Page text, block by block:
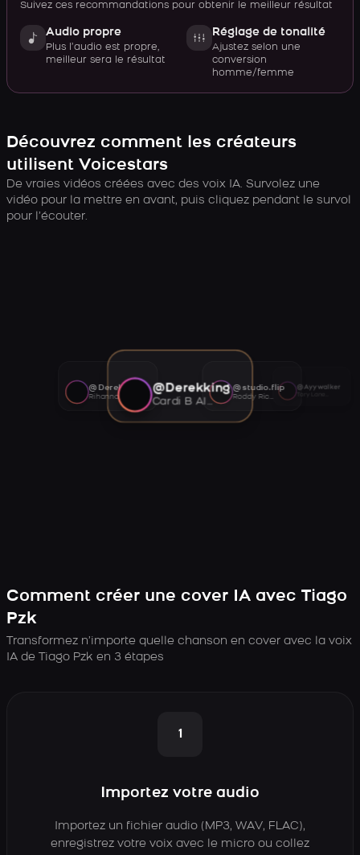
Suivez ces recommandations pour obtenir le meilleur résultat
Audio propre
Plus l’audio est propre,
meilleur sera le résultat
Réglage de tonalité
Ajustez selon une
conversion
homme/femme
Découvrez comment les créateurs
utilisent Voicestars
De vraies vidéos créées avec des voix IA. Survolez une
vidéo pour la mettre en avant, puis cliquez pendant le survol
pour l’écouter.
@Derekking
Cardi B AI voice
@studio.flip
Roddy Ricch AI voice
@Ayywalker
@Derekking
Rihanna AI voice
Comment créer une cover IA avec Tiago
Pzk
Transformez n’importe quelle chanson en cover avec la voix
IA de Tiago Pzk en 3 étapes
1
Importez votre audio
Importez un fichier audio (MP3, WAV, FLAC),
enregistrez votre voix avec le micro ou collez